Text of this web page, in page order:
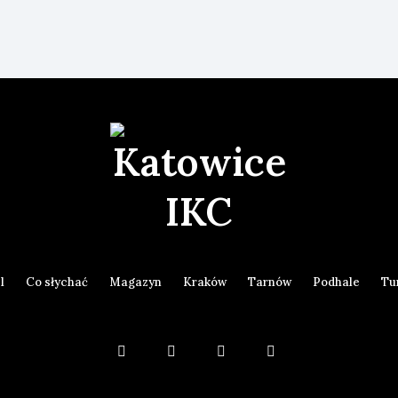
Co słychać Magazyn Kraków Tarnów Podhale